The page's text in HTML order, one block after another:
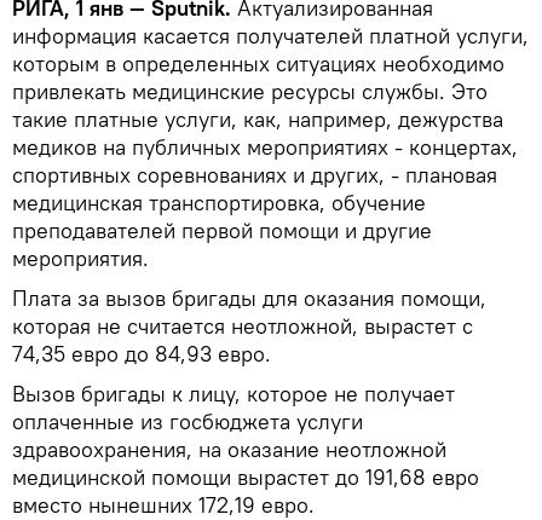
РИГА, 1 янв — Sputnik. Актуализированная
информация касается получателей платной услуги,
которым в определенных ситуациях необходимо
привлекать медицинские ресурсы службы. Это
такие платные услуги, как, например, дежурства
медиков на публичных мероприятиях - концертах,
спортивных соревнованиях и других, - плановая
медицинская транспортировка, обучение
преподавателей первой помощи и другие
мероприятия.
Плата за вызов бригады для оказания помощи,
которая не считается неотложной, вырастет с
74,35 евро до 84,93 евро.
Вызов бригады к лицу, которое не получает
оплаченные из госбюджета услуги
здравоохранения, на оказание неотложной
медицинской помощи вырастет до 191,68 евро
вместо нынешних 172,19 евро.